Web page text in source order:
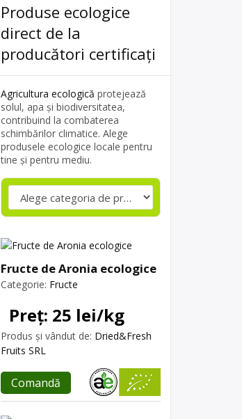
Produse ecologice
direct de la
producători certificați
Agricultura ecologică protejează
solul, apa și biodiversitatea,
contribuind la combaterea
schimbărilor climatice. Alege
produsele ecologice locale pentru
tine și pentru mediu.
Fructe de Aronia ecologice
Categorie: Fructe
Preț: 25 lei/kg
Produs și vândut de: Dried&Fresh
Fruits SRL
Comandă